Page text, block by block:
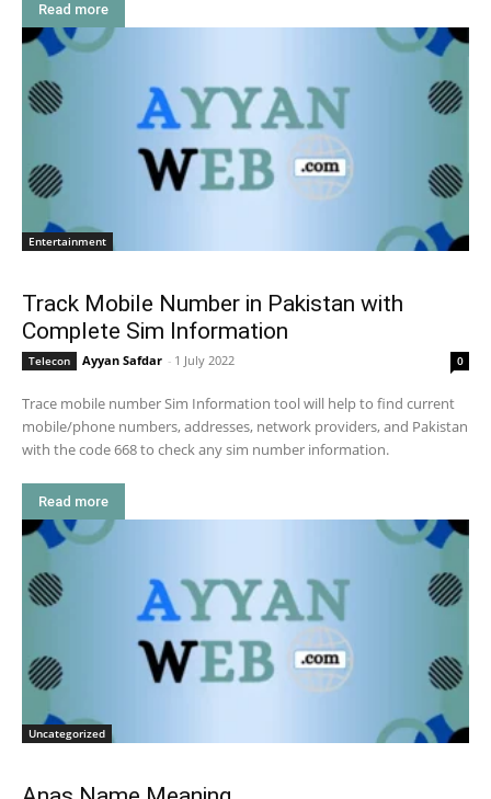
Read more
Entertainment
Track Mobile Number in Pakistan with
Complete Sim Information
Telecon Ayyan Safdar - 1 July 2022 0
Trace mobile number Sim Information tool will help to find current
mobile/phone numbers, addresses, network providers, and Pakistan
with the code 668 to check any sim number information.
Read more
Uncategorized